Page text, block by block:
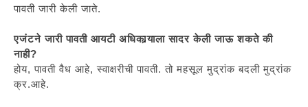
पावती जारी केली जाते.
एजंटने जारी पावती आयटी अधिकार्‍याला सादर केली जाऊ शकते की
नाही?
होय, पावती वैध आहे, स्वाक्षरीची पावती. तो महसूल मुद्रांक बदली मुद्रांक
क्र.आहे.